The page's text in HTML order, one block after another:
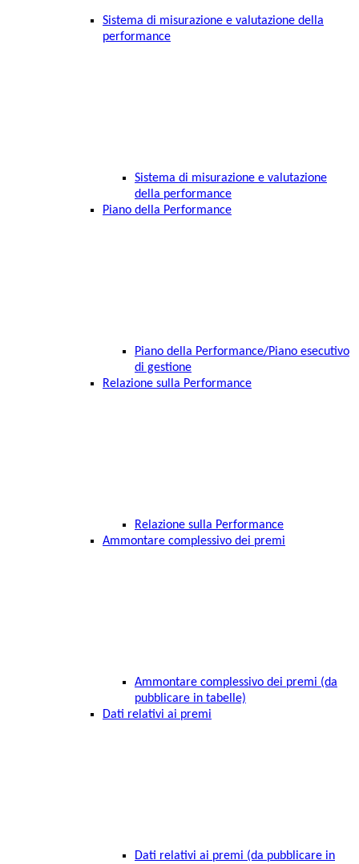
Sistema di misurazione e valutazione della
performance
Sistema di misurazione e valutazione
della performance
Piano della Performance
Piano della Performance/Piano esecutivo
di gestione
Relazione sulla Performance
Relazione sulla Performance
Ammontare complessivo dei premi
Ammontare complessivo dei premi (da
pubblicare in tabelle)
Dati relativi ai premi
Dati relativi ai premi (da pubblicare in